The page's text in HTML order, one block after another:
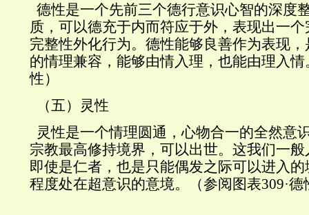
德性是一个先前三个德行意识心智的深度
质，可以德充于内而符应于外，表现出一
完整性外化行为。德性能够良善作为表现
的情理兼容，能够由情入理，也能由理入
性）
（五）灵性
灵性是一个情理圆通，心物合一的全然意
宗教最高修持境界，可以出世。这我们一
即使是仁者，也是只能偶发之际可以进入
程度处在超意识的意境。（参阅图表309·